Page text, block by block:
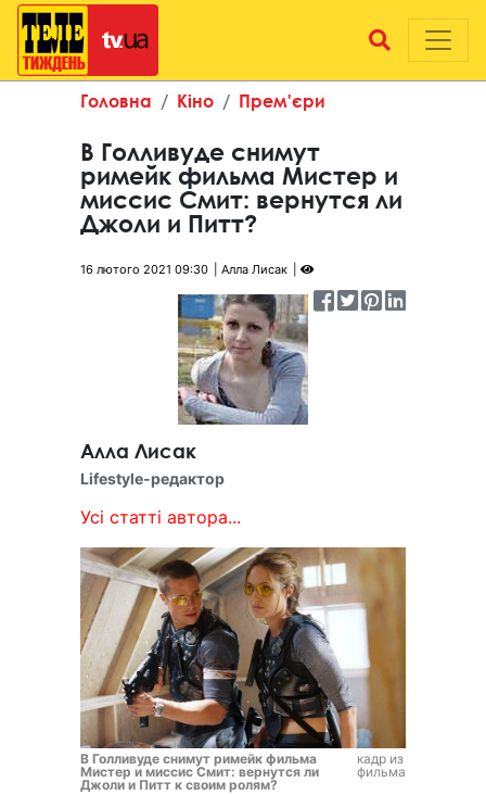
Головна Кіно Прем'єри
В Голливуде снимут
римейк фильма Мистер и
миссис Смит: вернутся ли
Джоли и Питт?
16 лютого 2021 09:30 Алла Лисак
Алла Лисак
Lifestyle-редактор
Усі статті автора...
В Голливуде снимут римейк фильма
Мистер и миссис Смит: вернутся ли
Джоли и Питт к своим ролям?
кадр из
фильма